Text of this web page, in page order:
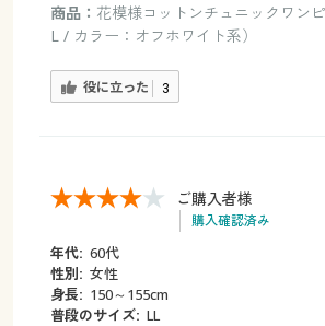
商品： 花模様コットンチュニックワン
L / カラー：オフホワイト系）
役に立った 3
ご購入者様
購入確認済み
年代: 60代
性別: 女性
身長: 150～155cm
普段のサイズ: LL